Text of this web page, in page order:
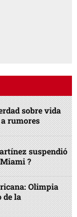
sobre vida
rumores
suspendió
?
Olimpia
de la